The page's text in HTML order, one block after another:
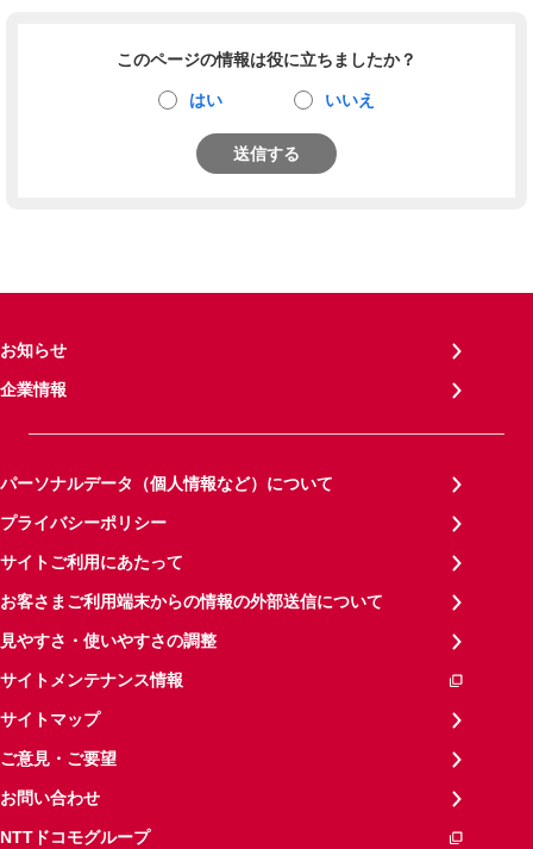
このページの情報は役に立ちましたか？
はい いいえ
送信する
お知らせ
企業情報
パーソナルデータ（個人情報など）について
プライバシーポリシー
サイトご利用にあたって
お客さまご利用端末からの情報の外部送信について
見やすさ・使いやすさの調整
サイトメンテナンス情報
サイトマップ
ご意見・ご要望
お問い合わせ
NTTドコモグループ